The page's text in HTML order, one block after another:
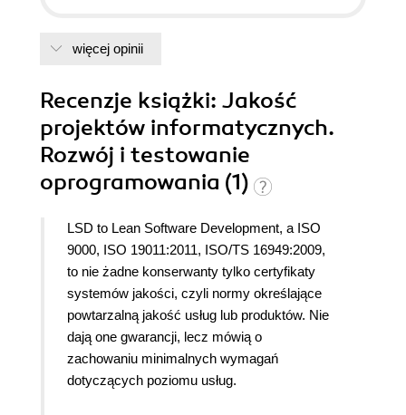
więcej opinii
Recenzje książki: Jakość
projektów informatycznych.
Rozwój i testowanie
oprogramowania (1)
LSD to Lean Software Development, a ISO
9000, ISO 19011:2011, ISO/TS 16949:2009,
to nie żadne konserwanty tylko certyfikaty
systemów jakości, czyli normy określające
powtarzalną jakość usług lub produktów. Nie
dają one gwarancji, lecz mówią o
zachowaniu minimalnych wymagań
dotyczących poziomu usług.